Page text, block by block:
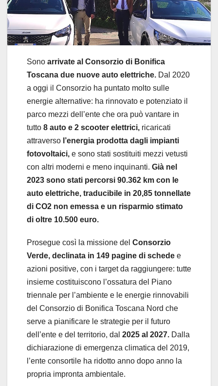
Sono arrivate al Consorzio di Bonifica
Toscana due nuove auto elettriche. Dal 2020
a oggi il Consorzio ha puntato molto sulle
energie alternative: ha rinnovato e potenziato il
parco mezzi dell’ente che ora può vantare in
tutto 8 auto e 2 scooter elettrici, ricaricati
attraverso l’energia prodotta dagli impianti
fotovoltaici, e sono stati sostituiti mezzi vetusti
con altri moderni e meno inquinanti. Già nel
2023 sono stati percorsi 90.362 km con le
auto elettriche, traducibile in 20,85 tonnellate
di CO2 non emessa e un risparmio stimato
di oltre 10.500 euro.
Prosegue così la missione del Consorzio
Verde, declinata in 149 pagine di schede e
azioni positive, con i target da raggiungere: tutte
insieme costituiscono l’ossatura del Piano
triennale per l’ambiente e le energie rinnovabili
del Consorzio di Bonifica Toscana Nord che
serve a pianificare le strategie per il futuro
dell’ente e del territorio, dal 2025 al 2027. Dalla
dichiarazione di emergenza climatica del 2019,
l’ente consortile ha ridotto anno dopo anno la
propria impronta ambientale.